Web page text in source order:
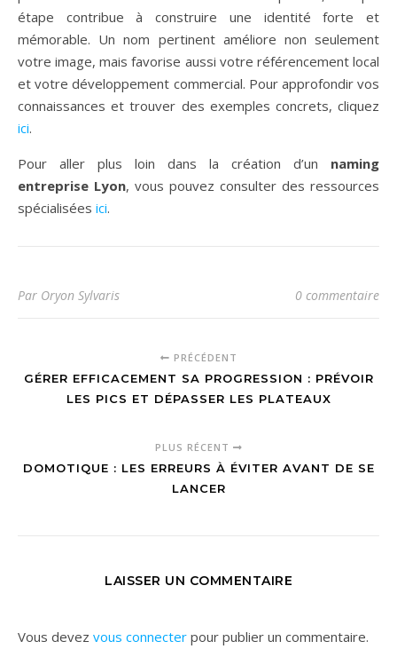
étape contribue à construire une identité forte et
mémorable. Un nom pertinent améliore non seulement
votre image, mais favorise aussi votre référencement local
et votre développement commercial. Pour approfondir vos
connaissances et trouver des exemples concrets, cliquez
ici.
Pour aller plus loin dans la création d’un naming
entreprise Lyon, vous pouvez consulter des ressources
spécialisées ici.
Par Oryon Sylvaris 0 commentaire
PRÉCÉDENT
GÉRER EFFICACEMENT SA PROGRESSION : PRÉVOIR
LES PICS ET DÉPASSER LES PLATEAUX
PLUS RÉCENT
DOMOTIQUE : LES ERREURS À ÉVITER AVANT DE SE
LANCER
LAISSER UN COMMENTAIRE
Vous devez vous connecter pour publier un commentaire.